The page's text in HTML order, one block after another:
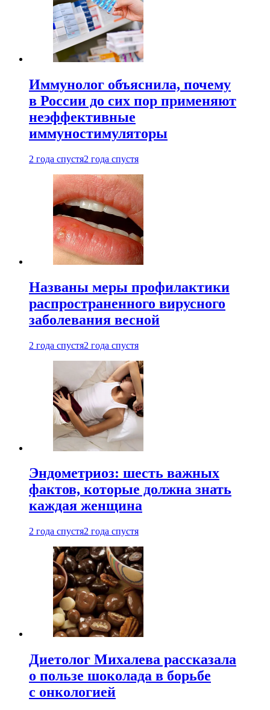
Иммунолог объяснила, почему
в России до сих пор применяют
неэффективные
иммуностимуляторы
2 года спустя2 года спустя
Названы меры профилактики
распространенного вирусного
заболевания весной
2 года спустя2 года спустя
Эндометриоз: шесть важных
фактов, которые должна знать
каждая женщина
2 года спустя2 года спустя
Диетолог Михалева рассказала
о пользе шоколада в борьбе
с онкологией